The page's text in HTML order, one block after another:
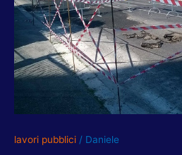
lavori pubblici / Daniele
NUOVA
VORAGINE
PERDITE
D’ACQUA
DELLA
DI